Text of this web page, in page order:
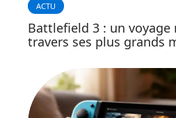
ACTU
Battlefield 3 : un voyage
travers ses plus grands